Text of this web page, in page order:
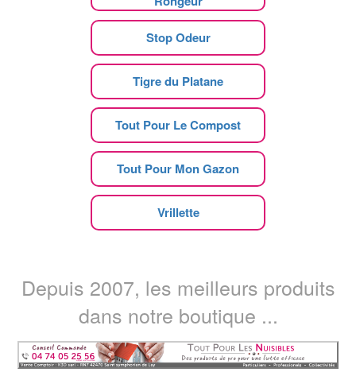
Stop Odeur
Tigre du Platane
Tout Pour Le Compost
Tout Pour Mon Gazon
Vrillette
Depuis 2007, les meilleurs produits
dans notre boutique ...